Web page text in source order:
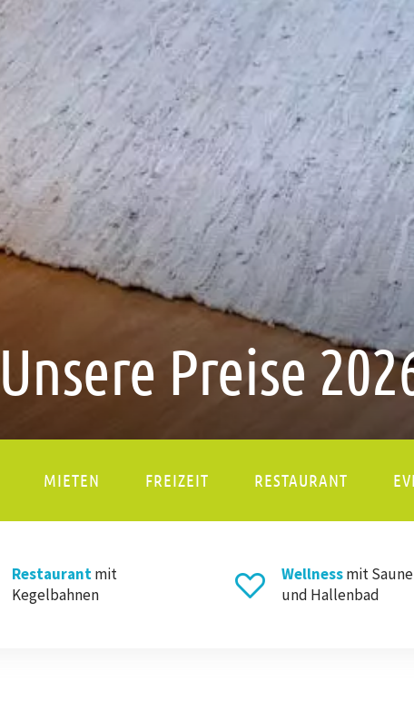
Unsere Preise
MIETEN FREIZEIT RESTAURANT
Restaurantmit
Kegelbahnen
Wellnessmit
und Hallenbad